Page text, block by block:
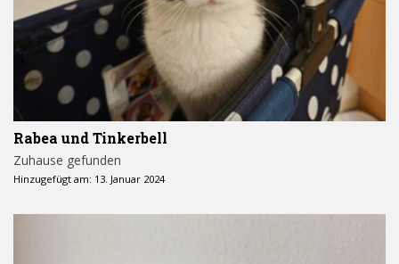
Rabea und Tinkerbell
Zuhause gefunden
Hinzugefügt am: 13. Januar 2024